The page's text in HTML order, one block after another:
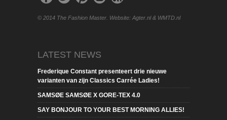
© 2014 The Fashion Master. Website: Agter.nl & WMTD.nl
LATEST NEWS
Frederique Constant presenteert drie nieuwe
varianten van zijn Classics Carrée Ladies!
SAMSØE SAMSØE X GORE-TEX 4.0
SAY BONJOUR TO YOUR BEST MORNING ALLIES!